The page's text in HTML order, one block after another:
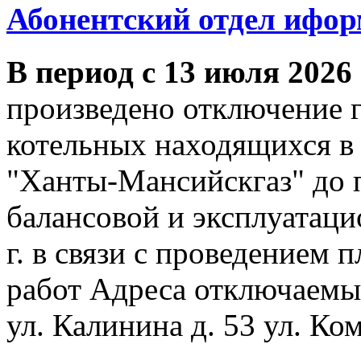
Абонентский отдел
В период с 13 июля
произведено отключение
котельных находящихся
"Ханты-Мансийскгаз" до
балансовой и
г. в связи с проведением
работ Адреса
ул. Калинина д. 53 ул.